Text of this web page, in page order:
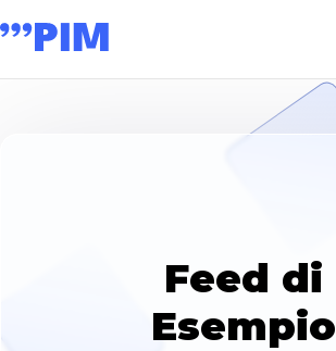
Feed di
Esempio